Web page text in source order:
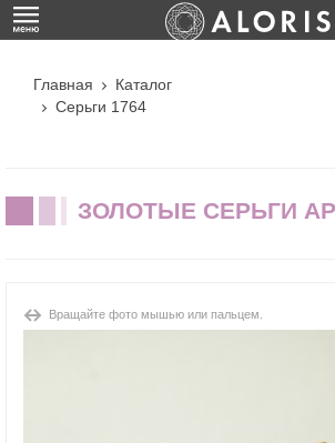
Главная
Каталог
Серьги 1764
ЗОЛОТЫЕ СЕРЬГИ
Вращайте фото мышью или пальцем.